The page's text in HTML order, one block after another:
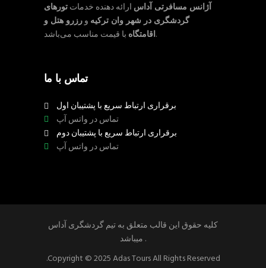
آژانس مسافرتی آداس ارائه دهنده خدماتتورهای
گردشگری در شهر وان ترکیه ورزرو هتل و
اقامتگاهبا قیمت مناسب می‌باشد.
تماس با ما
برقراری ارتباط سریع با پشتیبان اول
تماس در واتس آپ
برقراری ارتباط سریع با پشتیبان دوم
تماس در واتس آپ
کلیه حقوق این قالب متعلق به تیم گردشگری آداس
میباشد .
.Copyright © 2025 Adas Tours All Rights Reserved